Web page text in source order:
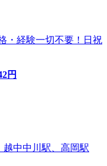
・経験一切不要！日祝
円
越中中川駅、高岡駅